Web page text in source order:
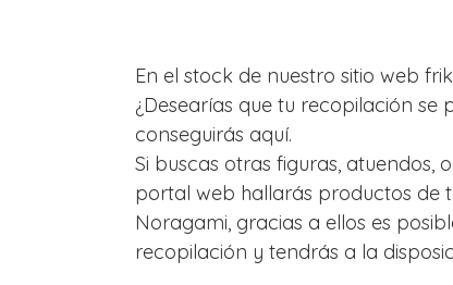
En el stock de nuestro sitio web
¿Desearías que tu recopilación
conseguirás aquí.
Si buscas otras figuras, atuendos,
portal web hallarás productos de
Noragami, gracias a ellos es
recopilación y tendrás a la